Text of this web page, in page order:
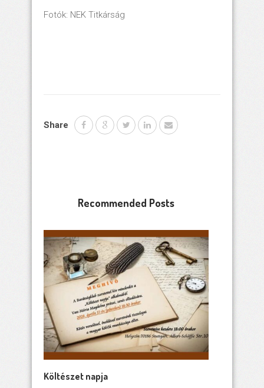
Fotók: NEK Titkárság
Share
Recommended Posts
Költészet napja